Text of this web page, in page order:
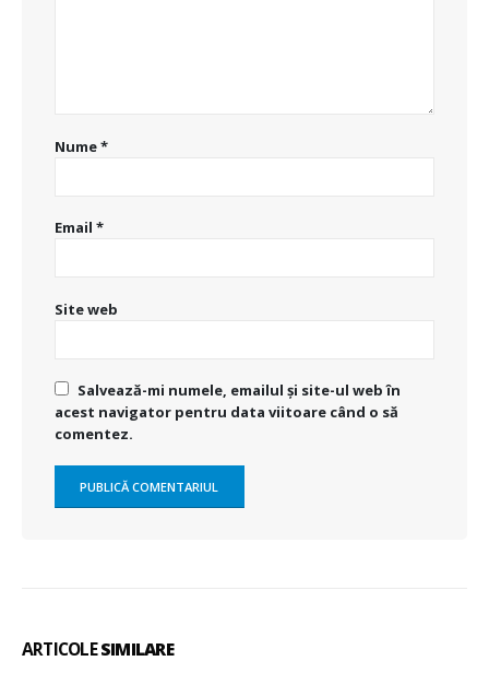
Nume*
Email *
Site web
Salvează-mi numele, emailul și site-ul web în
acest navigator pentru data viitoare când o să
comentez.
ARTICOLESIMILARE